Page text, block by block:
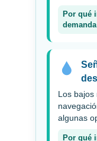
Por qué
Los bajos
algunas
Por qué